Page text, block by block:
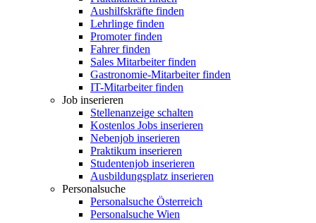
Aushilfskräfte finden
Lehrlinge finden
Promoter finden
Fahrer finden
Sales Mitarbeiter finden
Gastronomie-Mitarbeiter finden
IT-Mitarbeiter finden
Job inserieren
Stellenanzeige schalten
Kostenlos Jobs inserieren
Nebenjob inserieren
Praktikum inserieren
Studentenjob inserieren
Ausbildungsplatz inserieren
Personalsuche
Personalsuche Österreich
Personalsuche Wien